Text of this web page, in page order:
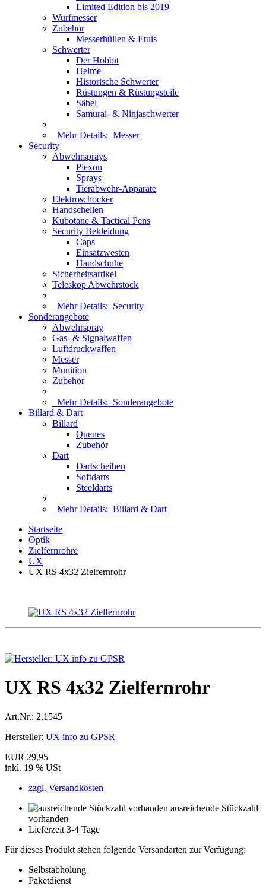
Limited Edition bis 2019
Wurfmesser
Zubehör
Messerhüllen & Etuis
Schwerter
Der Hobbit
Helme
Historische Schwerter
Rüstungen & Rüstungsteile
Säbel
Samurai- & Ninjaschwerter
Mehr Details: Messer
Security
Abwehrsprays
Piexon
Sprays
Tierabwehr-Apparate
Elektroschocker
Handschellen
Kubotane & Tactical Pens
Security Bekleidung
Caps
Einsatzwesten
Handschuhe
Sicherheitsartikel
Teleskop Abwehrstock
Mehr Details: Security
Sonderangebote
Abwehrspray
Gas- & Signalwaffen
Luftdruckwaffen
Messer
Munition
Zubehör
Mehr Details: Sonderangebote
Billard & Dart
Billard
Queues
Zubehör
Dart
Dartscheiben
Softdarts
Steeldarts
Mehr Details: Billard & Dart
Startseite
Optik
Zielfernrohre
UX
UX RS 4x32 Zielfernrohr
UX RS 4x32 Zielfernrohr
Art.Nr.: 2.1545
Hersteller: UX info zu GPSR
EUR 29,95
inkl. 19 % USt
zzgl. Versandkosten
ausreichende Stückzahl
vorhanden
Lieferzeit 3-4 Tage
Für dieses Produkt stehen folgende Versandarten zur Verfügung:
Selbstabholung
Paketdienst